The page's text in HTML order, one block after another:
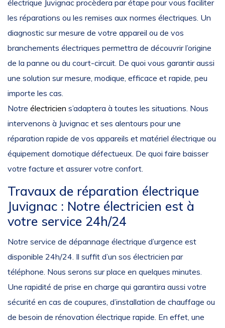
électrique Juvignac procèdera par étape pour vous faciliter
les réparations ou les remises aux normes électriques. Un
diagnostic sur mesure de votre appareil ou de vos
branchements électriques permettra de découvrir l’origine
de la panne ou du court-circuit. De quoi vous garantir aussi
une solution sur mesure, modique, efficace et rapide, peu
importe les cas.
Notre électricien s’adaptera à toutes les situations. Nous
intervenons à Juvignac et ses alentours pour une
réparation rapide de vos appareils et matériel électrique ou
équipement domotique défectueux. De quoi faire baisser
votre facture et assurer votre confort.
Travaux de réparation électrique
Juvignac : Notre électricien est à
votre service 24h/24
Notre service de dépannage électrique d’urgence est
disponible 24h/24. Il suffit d’un sos électricien par
téléphone. Nous serons sur place en quelques minutes.
Une rapidité de prise en charge qui garantira aussi votre
sécurité en cas de coupures, d’installation de chauffage ou
de besoin de rénovation électrique rapide. En effet, une